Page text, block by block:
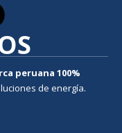
peruana 100%
de energía.